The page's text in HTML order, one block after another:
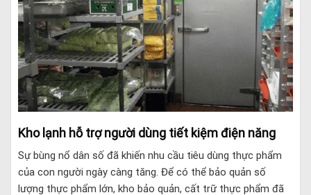
Kho lạnh hỗ trợ người dùng tiết kiệm điện năng
Sự bùng nổ dân số đã khiến nhu cầu tiêu dùng thực phẩm
của con người ngày càng tăng. Để có thể bảo quản số
lượng thực phẩm lớn, kho bảo quản, cất trữ thực phẩm đã